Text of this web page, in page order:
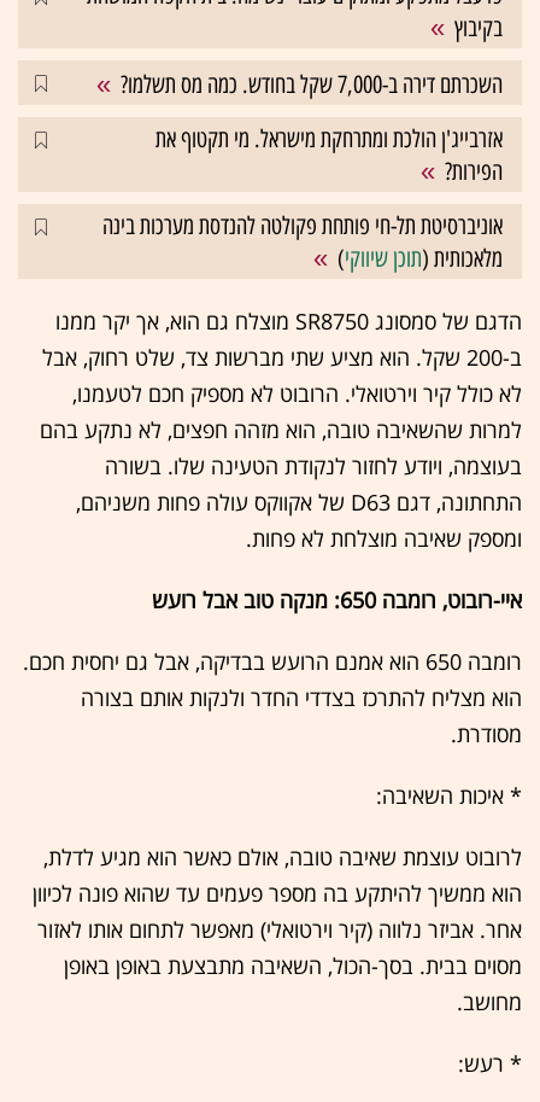
בקיבוץ
השכרתם דירה ב-7,000 שקל בחודש. כמה מס תשלמו?
אזרבייג'ן הולכת ומתרחקת מישראל. מי תקטוף את
הפירות?
אוניברסיטת תל-חי פותחת פקולטה להנדסת מערכות בינה
מלאכותית (תוכן שיווקי)
הדגם של סמסונג SR8750 מוצלח גם הוא, אך יקר ממנו
ב-200 שקל. הוא מציע שתי מברשות צד, שלט רחוק, אבל
לא כולל קיר וירטואלי. הרובוט לא מספיק חכם לטעמנו,
למרות שהשאיבה טובה, הוא מזהה חפצים, לא נתקע בהם
בעוצמה, ויודע לחזור לנקודת הטעינה שלו. בשורה
התחתונה, דגם D63 של אקווקס עולה פחות משניהם,
ומספק שאיבה מוצלחת לא פחות.
איי-רובוט, רומבה 650: מנקה טוב אבל רועש
רומבה 650 הוא אמנם הרועש בבדיקה, אבל גם יחסית חכם.
הוא מצליח להתרכז בצדדי החדר ולנקות אותם בצורה
מסודרת.
* איכות השאיבה:
לרובוט עוצמת שאיבה טובה, אולם כאשר הוא מגיע לדלת,
הוא ממשיך להיתקע בה מספר פעמים עד שהוא פונה לכיוון
אחר. אביזר נלווה (קיר וירטואלי) מאפשר לתחום אותו לאזור
מסוים בבית. בסך-הכול, השאיבה מתבצעת באופן באופן
מחושב.
* רעש: